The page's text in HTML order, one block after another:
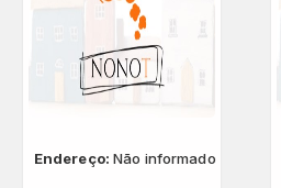
Endereço:Não informado